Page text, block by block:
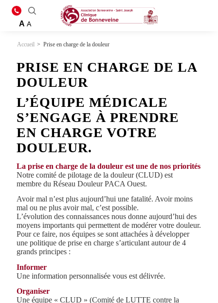
A A
Accueil > Prise en charge de la douleur
PRISE EN CHARGE DE LA
DOULEUR
L’ÉQUIPE MÉDICALE
S’ENGAGE À PRENDRE
EN CHARGE VOTRE
DOULEUR.
La prise en charge de la douleur est une de nos priorités
Notre comité de pilotage de la douleur (CLUD) est
membre du Réseau Douleur PACA Ouest.
Avoir mal n’est plus aujourd’hui une fatalité. Avoir moins
mal ou ne plus avoir mal, c’est possible.
L’évolution des connaissances nous donne aujourd’hui des
moyens importants qui permettent de modérer votre douleur.
Pour ce faire, nos équipes se sont attachées à développer
une politique de prise en charge s’articulant autour de 4
grands principes :
Informer
Une information personnalisée vous est délivrée.
Organiser
Une équipe « CLUD » (Comité de LUTTE contre la